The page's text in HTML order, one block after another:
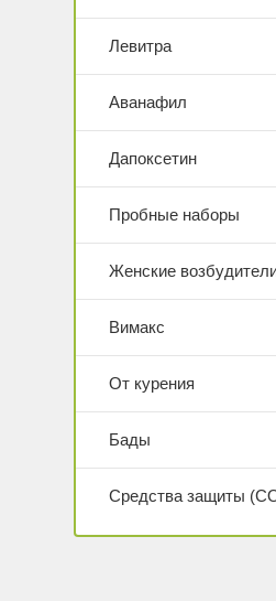
Левитра
Аванафил
Дапоксетин
Пробные наборы
Женские
Вимакс
От курения
Бады
Средства защиты